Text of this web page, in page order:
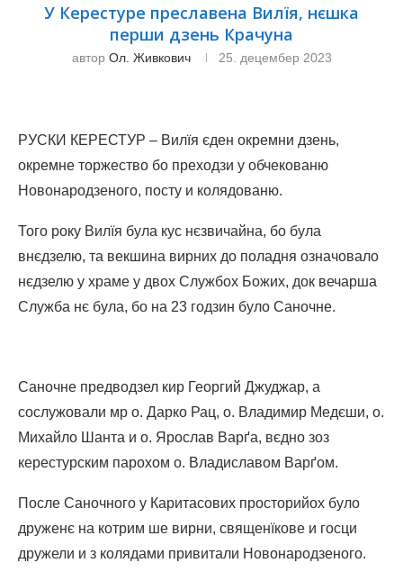
У Керестуре преславена Вилїя, нєшка
перши дзень Крачуна
автор Ол. Живкович 25. децембер 2023
РУСКИ КЕРЕСТУР – Вилїя єден окремни дзень,
окремне торжество бо преходзи у обчекованю
Новонародзеного, посту и колядованю.
Того року Вилїя була кус нєзвичайна, бо була
внєдзелю, та векшина вирних до поладня означовало
нєдзелю у храме у двох Службох Божих, док вечарша
Служба нє була, бо на 23 годзин було Саночне.
Саночне предводзел кир Георгий Джуджар, а
сослужовали мр о. Дарко Рац, о. Владимир Медєши, о.
Михайло Шанта и о. Ярослав Варґа, вєдно зоз
керестурским парохом о. Владиславом Варґом.
После Саночного у Каритасових просторийох було
друженє на котрим ше вирни, священїкове и госци
дружели и з колядами привитали Новонародзеного.